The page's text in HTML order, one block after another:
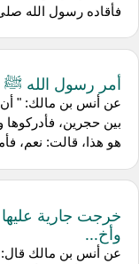
فأقاده رسول الله
أمر رسول الله ﷺ
عن أنس بن مالك: " أن
بين حجرين، فأدركوها
هو هذا، قالت: نعم،
خرجت جارية
وأخ...
عن أنس بن مالك قال: